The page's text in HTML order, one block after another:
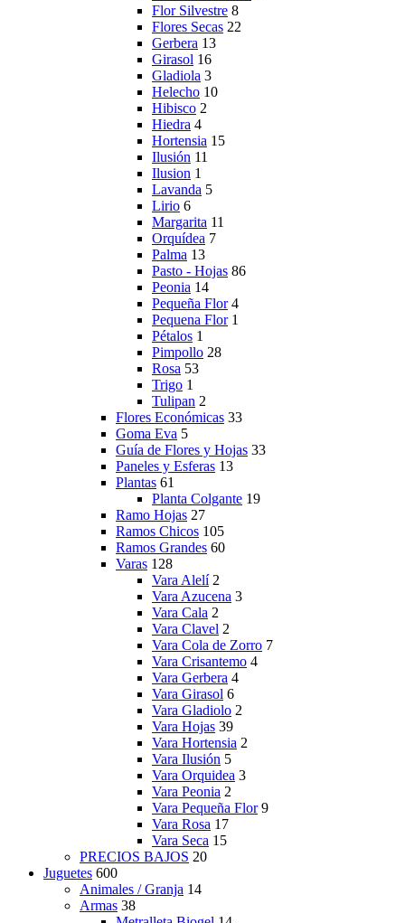
Flor Silvestre 8
Flores Secas 22
Gerbera 13
Girasol 16
Gladiola 3
Helecho 10
Hibisco 2
Hiedra 4
Hortensia 15
Ilusión 11
Ilusion 1
Lavanda 5
Lirio 6
Margarita 11
Orquídea 7
Palma 13
Pasto - Hojas 86
Peonia 14
Pequeña Flor 4
Pequena Flor 1
Pétalos 1
Pimpollo 28
Rosa 53
Trigo 1
Tulipan 2
Flores Económicas 33
Goma Eva 5
Guía de Flores y Hojas 33
Paneles y Esferas 13
Plantas 61
Planta Colgante 19
Ramo Hojas 27
Ramos Chicos 105
Ramos Grandes 60
Varas 128
Vara Alelí 2
Vara Azucena 3
Vara Cala 2
Vara Clavel 2
Vara Cola de Zorro 7
Vara Crisantemo 4
Vara Gerbera 4
Vara Girasol 6
Vara Gladiolo 2
Vara Hojas 39
Vara Hortensia 2
Vara Ilusión 5
Vara Orquidea 3
Vara Peonia 2
Vara Pequeña Flor 9
Vara Rosa 17
Vara Seca 15
PRECIOS BAJOS 20
Juguetes 600
Animales / Granja 14
Armas 38